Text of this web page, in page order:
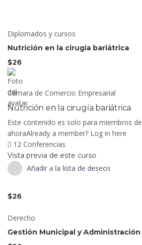
Diplomados y cursos
Nutrición en la cirugía bariátrica
$26
Cámara de Comercio Empresarial
Nutrición en la cirugía bariátrica
Este contenido es solo para miembros de
ahoraAlready a member? Log in here
12 Conferencias
Vista previa de este curso
Añadir a la lista de deseos
$26
Derecho
Gestión Municipal y